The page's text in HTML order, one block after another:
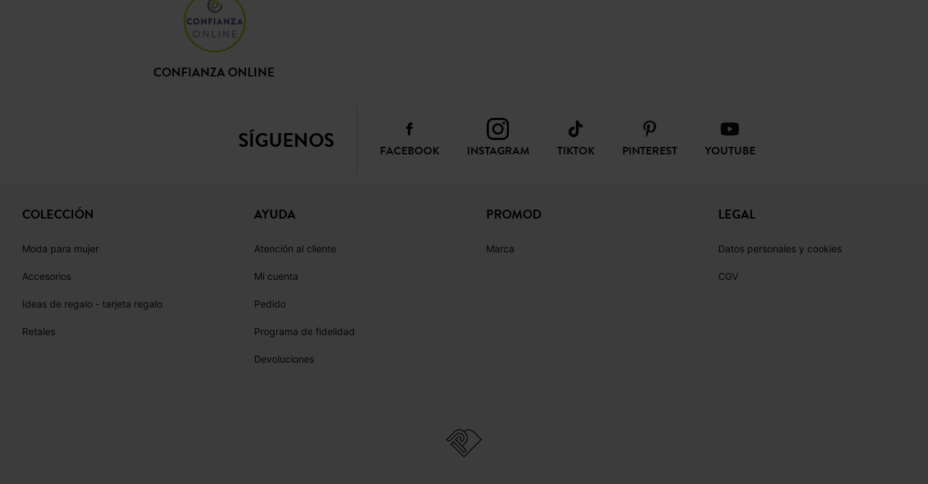
CONFIANZA ONLINE
SÍGUENOS FACEBOOK INSTAGRAM TIKTOK PINTEREST YOUTUBE
COLECCIÓN
Moda para mujer
Accesorios
Ideas de regalo - tarjeta regalo
Retales
AYUDA
Atención al cliente
Mi cuenta
Pedido
Programa de fidelidad
Devoluciones
PROMOD
Marca
LEGAL
Datos personales y cookies
CGV